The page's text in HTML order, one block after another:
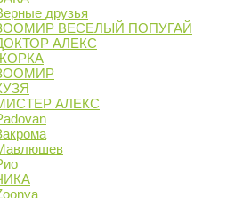
друзья
ВЕСЕЛЫЙ ПОПУГАЙ
АЛЕКС
АЛЕКС